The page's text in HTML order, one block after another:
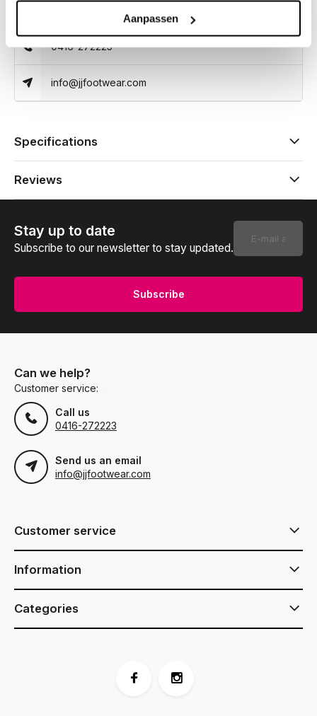
Aanpassen
0416-272223
info@jjfootwear.com
Specifications
Reviews
Stay up to date
Subscribe to our newsletter to stay updated.
Subscribe
Can we help?
Customer service:
Call us
0416-272223
Send us an email
info@jjfootwear.com
Customer service
Information
Categories